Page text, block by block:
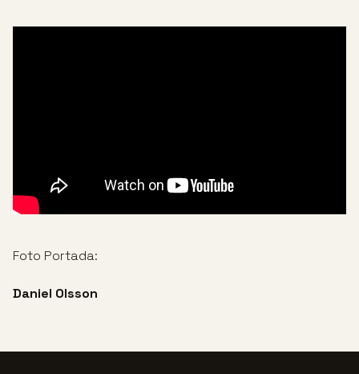
Foto Portada:
Daniel Olsson